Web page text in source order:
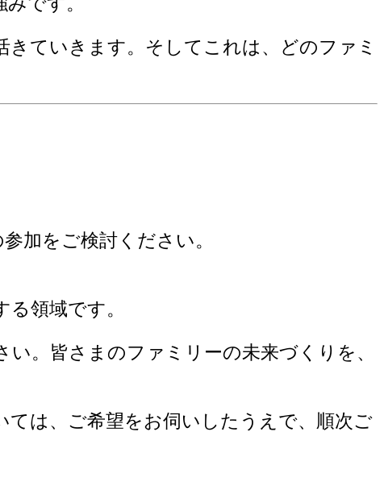
ていきます。そしてこれは、どのファミ
加をご検討ください。
領域です。
。皆さまのファミリーの未来づくりを、
は、ご希望をお伺いしたうえで、順次ご